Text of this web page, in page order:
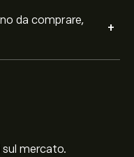
da comprare,
+
mercato.